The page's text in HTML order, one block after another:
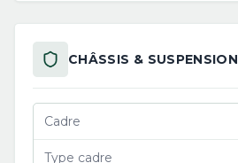
CHÂSSIS & SUSPENSION
Cadre
Type cadre